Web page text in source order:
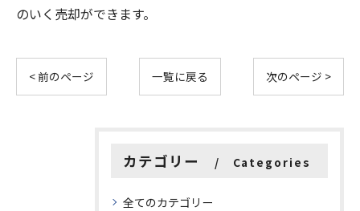
のいく売却ができます。
< 前のページ 一覧に戻る 次のページ >
カテゴリー Categories
全てのカテゴリー